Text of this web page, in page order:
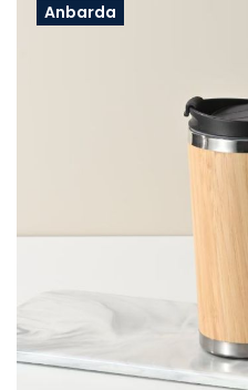
Anbarda